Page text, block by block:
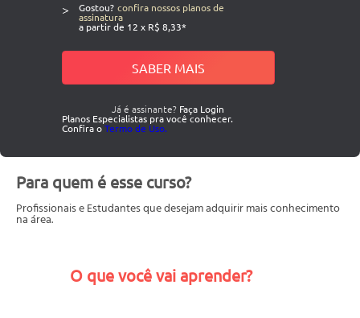
> Gostou? confira nossos planos de
assinatura
a partir de 12 x R$ 8,33*
SABER MAIS
Já é assinante? Faça Login
Planos Especialistas pra você conhecer.
Confira oTermo de Uso.
Para quem é esse curso?
Profissionais e Estudantes que desejam adquirir mais conhecimento
na área.
O que você vai aprender?